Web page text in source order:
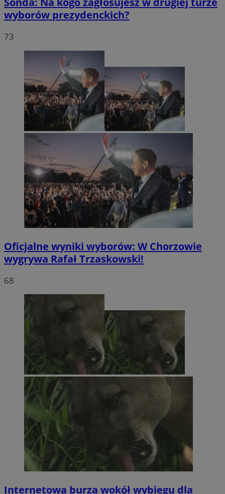
wyborów prezydenckich?
73
Oficjalne wyniki wyborów: W Chorzowie
wygrywa Rafał Trzaskowski!
68
Internetowa burza wokół wybiegu dla